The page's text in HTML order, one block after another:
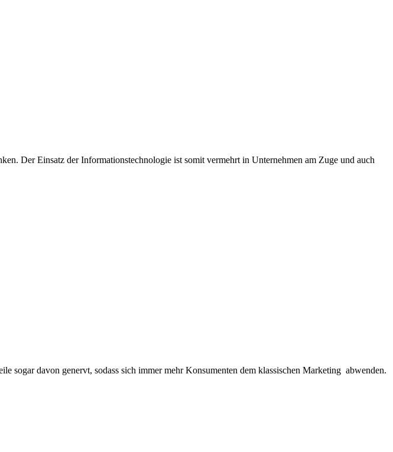
Der Einsatz der Informationstechnologie ist somit vermehrt in Unternehmen am Zuge und auch
davon genervt, sodass sich immer mehr Konsumenten dem klassischen Marketing abwenden.